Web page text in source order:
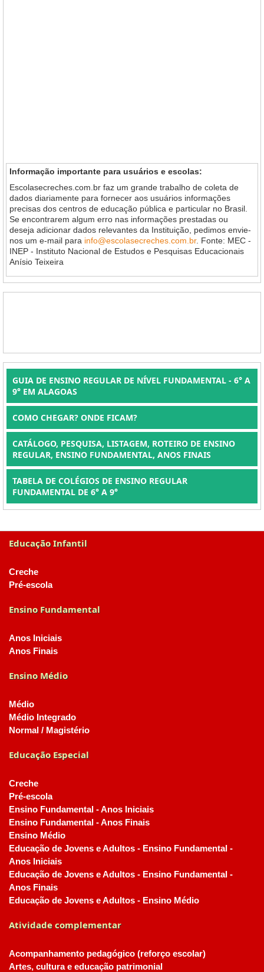
Informação importante para usuários e escolas:
Escolasecreches.com.br faz um grande trabalho de coleta de
dados diariamente para fornecer aos usuários informações
precisas dos centros de educação pública e particular no Brasil.
Se encontrarem algum erro nas informações prestadas ou
deseja adicionar dados relevantes da Instituição, pedimos envie-
nos um e-mail para info@escolasecreches.com.br. Fonte: MEC -
INEP - Instituto Nacional de Estudos e Pesquisas Educacionais
Anísio Teixeira
GUIA DE ENSINO REGULAR DE NÍVEL FUNDAMENTAL - 6° A
9° EM ALAGOAS
COMO CHEGAR? ONDE FICAM?
CATÁLOGO, PESQUISA, LISTAGEM, ROTEIRO DE ENSINO
REGULAR, ENSINO FUNDAMENTAL, ANOS FINAIS
TABELA DE COLÉGIOS DE ENSINO REGULAR
FUNDAMENTAL DE 6° A 9°
Educação Infantil
Creche
Pré-escola
Ensino Fundamental
Anos Iniciais
Anos Finais
Ensino Médio
Médio
Médio Integrado
Normal / Magistério
Educação Especial
Creche
Pré-escola
Ensino Fundamental - Anos Iniciais
Ensino Fundamental - Anos Finais
Ensino Médio
Educação de Jovens e Adultos - Ensino Fundamental -
Anos Iniciais
Educação de Jovens e Adultos - Ensino Fundamental -
Anos Finais
Educação de Jovens e Adultos - Ensino Médio
Atividade complementar
Acompanhamento pedagógico (reforço escolar)
Artes, cultura e educação patrimonial